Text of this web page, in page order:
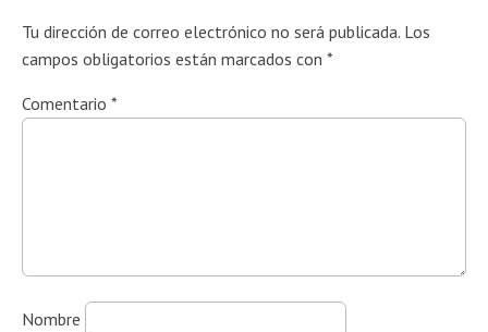
Tu dirección de correo electrónico no será publicada. Los
campos obligatorios están marcados con *
Comentario *
Nombre